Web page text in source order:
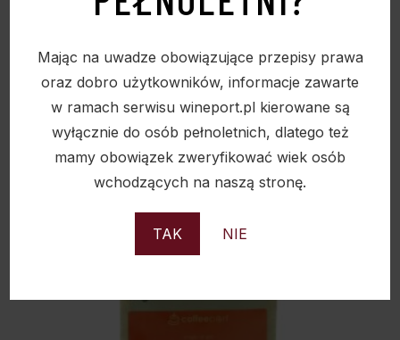
Mając na uwadze obowiązujące przepisy prawa
oraz dobro użytkowników, informacje zawarte
w ramach serwisu wineport.pl kierowane są
wyłącznie do osób pełnoletnich, dlatego też
mamy obowiązek zweryfikować wiek osób
wchodzących na naszą stronę.
TAK NIE